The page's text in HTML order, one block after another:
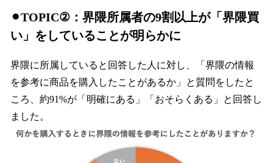
⚫︎TOPIC②：界隈所属者の9割以上が「界隈買
い」をしていることが明らかに
界隈に所属していると回答した人に対し、「界隈の情報
を参考に商品を購入したことがあるか」と質問をしたと
ころ、約91%が「明確にある」「おそらくある」と回答し
ました。